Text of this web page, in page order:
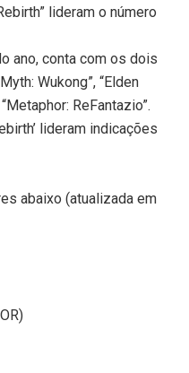
lideram o número
ano, conta com os dois
Wukong”, “Elden
ReFantazio”.
lideram indicações
abaixo (atualizada em